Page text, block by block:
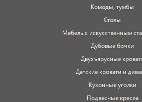
Комоды, тумбы
Столы
Мебель с искусственным
Дубовые бочки
Двухъярусные
Детские кровати и
Кухонные уголки
Подвесные кресла